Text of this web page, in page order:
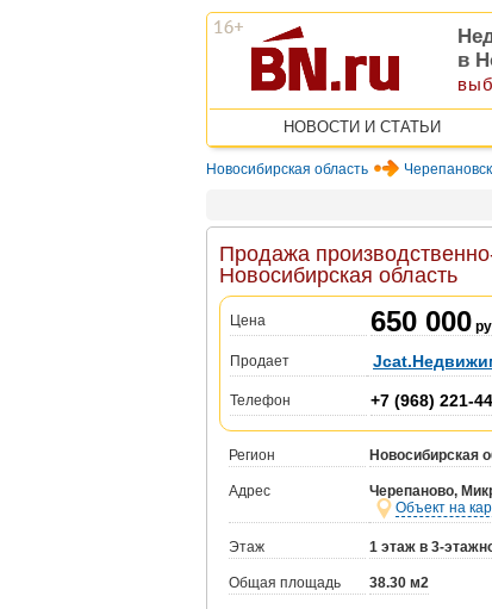
в
НОВОСТИ И СТАТЬИ
Новосибирская область
Продажа
Новосибирская область
Цена 650 000
Продает
Телефон +7 (968) 221-
Регион Новосибирская
Адрес
Черепаново,
Объект на
Этаж 1 этаж в 3-
Общая площадь 38.30 м2